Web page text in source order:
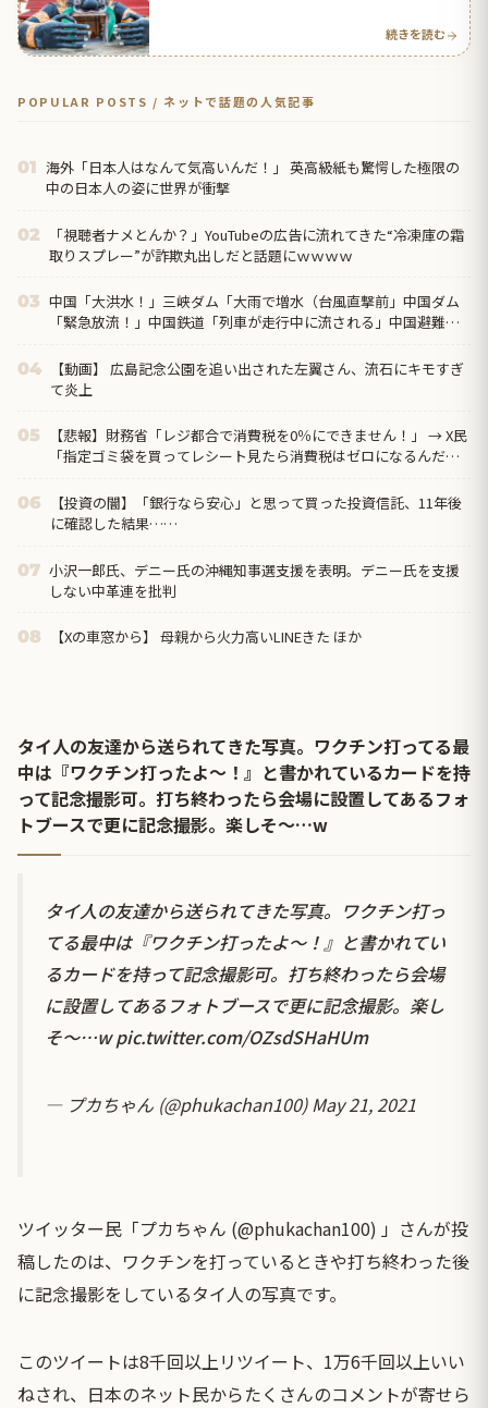
続きを読む
POPULAR POSTS / ネットで話題の人気記事
01 海外「日本人はなんて気高いんだ！」 英高級紙も驚愕した極限の
中の日本人の姿に世界が衝撃
02
「視聴者ナメとんか？」YouTubeの広告に流れてきた“冷凍庫の霜
取りスプレー”が詐欺丸出しだと話題にｗｗｗｗ
03 中国「大洪水！」三峡ダム「大雨で増水（台風直撃前」中国ダム
「緊急放流！」中国鉄道「列車が走行中に流される」中国避難所
04
【動画】 広島記念公園を追い出された左翼さん、流石にキモすぎ
て炎上
05
【悲報】財務省「レジ都合で消費税を0％にできません！」 → X民
「指定ゴミ袋を買ってレシート見たら消費税はゼロになるんだけ
06
【投資の闇】「銀行なら安心」と思って買った投資信託、11年後
に確認した結果……
07 小沢一郎氏、デニー氏の沖縄知事選支援を表明。デニー氏を支援
しない中革連を批判
08 【Xの車窓から】 母親から火力高いLINEきた ほか
タイ人の友達から送られてきた写真。ワクチン打ってる最
中は『ワクチン打ったよ〜！』と書かれているカードを持
って記念撮影可。打ち終わったら会場に設置してあるフォ
トブースで更に記念撮影。楽しそ〜…w
タイ人の友達から送られてきた写真。ワクチン打っ
てる最中は『ワクチン打ったよ〜！』と書かれてい
るカードを持って記念撮影可。打ち終わったら会場
に設置してあるフォトブースで更に記念撮影。楽し
そ〜…wpic.twitter.com/OZsdSHaHUm
— プカちゃん (@phukachan100)May 21, 2021
ツイッター民「プカちゃん (@phukachan100) 」さんが投
稿したのは、ワクチンを打っているときや打ち終わった後
に記念撮影をしているタイ人の写真です。
このツイートは8千回以上リツイート、1万6千回以上いい
ねされ、日本のネット民からたくさんのコメントが寄せら